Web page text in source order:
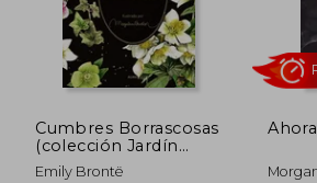
Cumbres Borrascosas
(colección Jardín
Secreto)
Emily Brontë